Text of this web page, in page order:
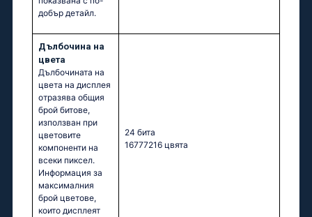
добър детайл.
Дълбочина на
цвета
Дълбочината на
цвета на дисплея
отразява общия
брой битове,
използван при
цветовите
компоненти на
всеки пиксел.
Информация за
максималния
брой цветове,
които дисплеят
24 бита
16777216 цвята